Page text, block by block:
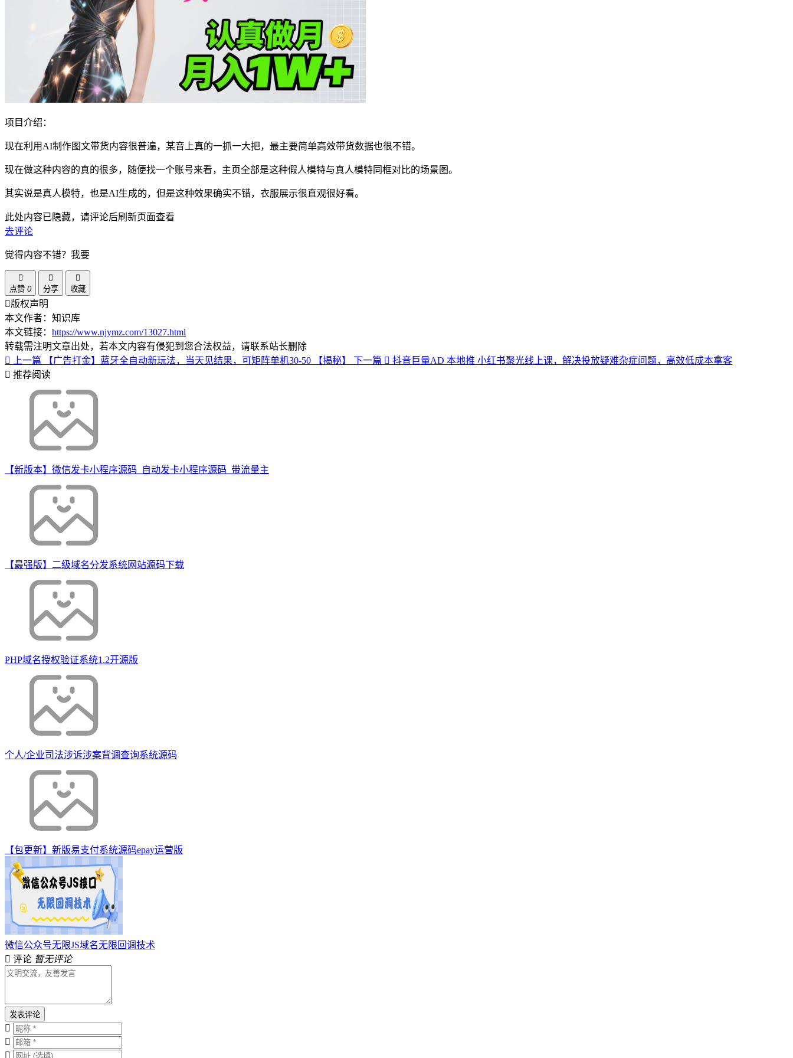
项目介绍：
现在利用AI制作图文带货内容很普遍，某音上真的一抓一大把，最主要简单高效带货数据也很不错。
现在做这种内容的真的很多，随便找一个账号来看，主页全部是这种假人模特与真人模特同框对比的场景图。
其实说是真人模特，也是AI生成的，但是这种效果确实不错，衣服展示很直观很好看。
此处内容已隐藏，请评论后刷新页面查看
去评论
觉得内容不错？我要
点赞 0 分享 收藏
版权声明
本文作者：知识库
本文链接： https://www.njymz.com/13027.html
转载需注明文章出处，若本文内容有侵犯到您合法权益，请联系站长删除
上一篇
【广告打金】蓝牙全自动新玩法，当天见结果，可矩阵单机30-50 【揭秘】 下一篇
抖音巨量AD 本地推 小红书聚光线上课，解决投放疑难杂症问题，高效低成本拿客
推荐阅读
【新版本】微信发卡小程序源码_自动发卡小程序源码_带流量主
【最强版】二级域名分发系统网站源码下载
PHP域名授权验证系统1.2开源版
个人/企业司法涉诉涉案背调查询系统源码
【包更新】新版易支付系统源码epay运营版
微信公众号无限JS域名无限回调技术
评论 暂无评论
发表评论